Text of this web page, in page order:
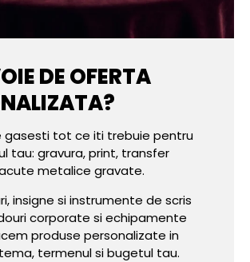
DE OFERTA
gasesti tot ce iti trebuie pentru
tau: gravura, print, transfer
metalice gravate.
insigne si instrumente de scris
corporate si echipamente
produse personalizate in
termenul si bugetul tau.